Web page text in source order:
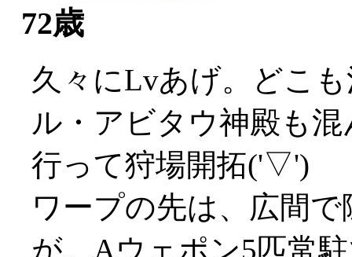
72歳
久々にLvあげ。どこ
ル・アビタウ神殿も
行って狩場開拓('▽')
ワープの先は、広間
が、Aウェポン5匹常